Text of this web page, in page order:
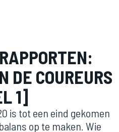
DE COUREURS
1]
is tot een eind gekomen
op te maken. Wie